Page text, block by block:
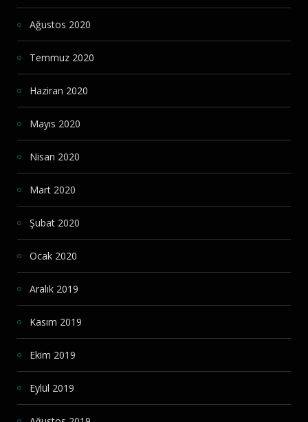
Ağustos 2020
Temmuz 2020
Haziran 2020
Mayıs 2020
Nisan 2020
Mart 2020
Şubat 2020
Ocak 2020
Aralık 2019
Kasım 2019
Ekim 2019
Eylül 2019